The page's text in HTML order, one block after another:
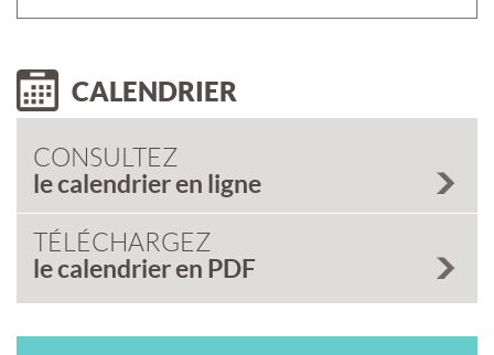
CALENDRIER
CONSULTEZ
le calendrier en ligne
TÉLÉCHARGEZ
le calendrier en PDF